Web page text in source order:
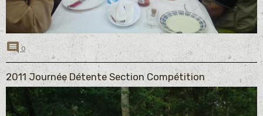
0
2011 Journée Détente Section Compétition